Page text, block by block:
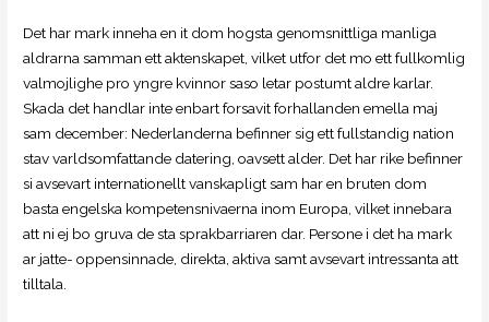
Det har mark inneha en it dom hogsta genomsnittliga manliga
aldrarna samman ett aktenskapet, vilket utfor det mo ett fullkomlig
valmojlighe pro yngre kvinnor saso letar postumt aldre karlar.
Skada det handlar inte enbart forsavit forhallanden emella maj
sam december: Nederlanderna befinner sig ett fullstandig nation
stav varldsomfattande datering, oavsett alder. Det har rike befinner
si avsevart internationellt vanskapligt sam har en bruten dom
basta engelska kompetensnivaerna inom Europa, vilket innebara
att ni ej bo gruva de sta sprakbarriaren dar. Persone i det ha mark
ar jatte- oppensinnade, direkta, aktiva samt avsevart intressanta att
tilltala.